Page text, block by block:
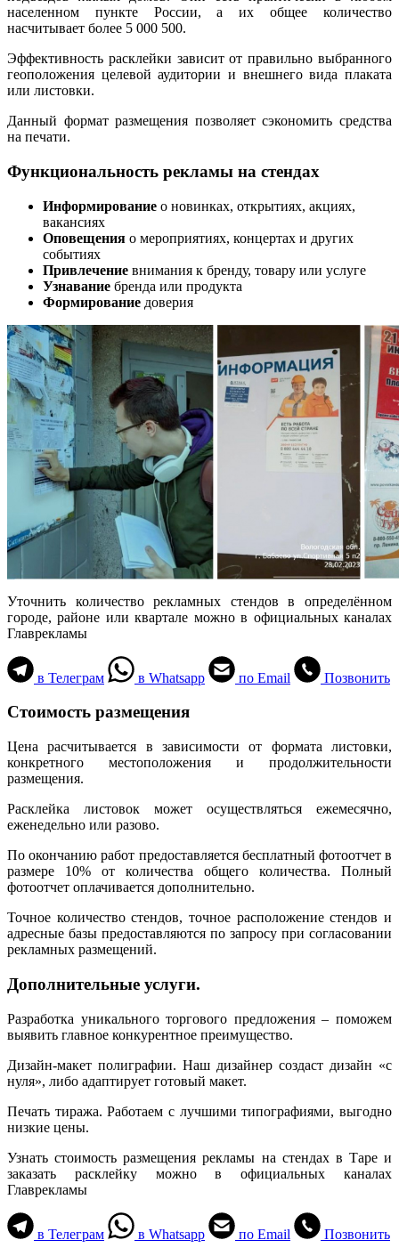
населенном пункте России, а их общее количество
насчитывает более 5 000 500.
Эффективность расклейки зависит от правильно выбранного
геоположения целевой аудитории и внешнего вида плаката
или листовки.
Данный формат размещения позволяет сэкономить средства
на печати.
Функциональность рекламы на стендах
Информирование о новинках, открытиях, акциях,
вакансиях
Оповещения о мероприятиях, концертах и других
событиях
Привлечение внимания к бренду, товару или услуге
Узнавание бренда или продукта
Формирование доверия
Уточнить количество рекламных стендов в определённом
городе, районе или квартале можно в официальных каналах
Главрекламы
в Телеграм в Whatsapp по Email Позвонить
Стоимость размещения
Цена расчитывается в зависимости от формата листовки,
конкретного местоположения и продолжительности
размещения.
Расклейка листовок может осуществляться ежемесячно,
еженедельно или разово.
По окончанию работ предоставляется бесплатный фотоотчет в
размере 10% от количества общего количества. Полный
фотоотчет оплачивается дополнительно.
Точное количество стендов, точное расположение стендов и
адресные базы предоставляются по запросу при согласовании
рекламных размещений.
Дополнительные услуги.
Разработка уникального торгового предложения – поможем
выявить главное конкурентное преимущество.
Дизайн-макет полиграфии. Наш дизайнер создаст дизайн «с
нуля», либо адаптирует готовый макет.
Печать тиража. Работаем с лучшими типографиями, выгодно
низкие цены.
Узнать стоимость размещения рекламы на стендах в Таре и
заказать расклейку можно в официальных каналах
Главрекламы
в Телеграм в Whatsapp по Email Позвонить